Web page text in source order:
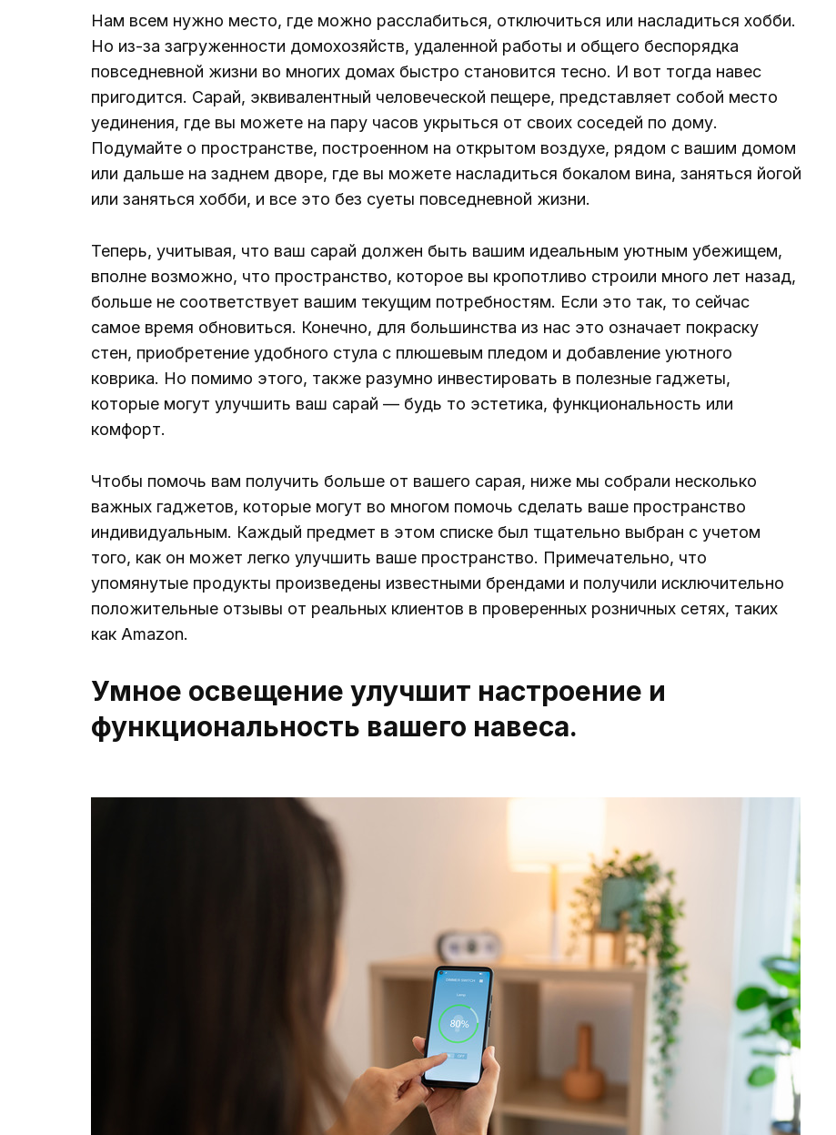
Нам всем нужно место, где можно расслабиться, отключиться или насладиться хобби.
Но из-за загруженности домохозяйств, удаленной работы и общего беспорядка
повседневной жизни во многих домах быстро становится тесно. И вот тогда навес
пригодится. Сарай, эквивалентный человеческой пещере, представляет собой место
уединения, где вы можете на пару часов укрыться от своих соседей по дому.
Подумайте о пространстве, построенном на открытом воздухе, рядом с вашим домом
или дальше на заднем дворе, где вы можете насладиться бокалом вина, заняться йогой
или заняться хобби, и все это без суеты повседневной жизни.
Теперь, учитывая, что ваш сарай должен быть вашим идеальным уютным убежищем,
вполне возможно, что пространство, которое вы кропотливо строили много лет назад,
больше не соответствует вашим текущим потребностям. Если это так, то сейчас
самое время обновиться. Конечно, для большинства из нас это означает покраску
стен, приобретение удобного стула с плюшевым пледом и добавление уютного
коврика. Но помимо этого, также разумно инвестировать в полезные гаджеты,
которые могут улучшить ваш сарай — будь то эстетика, функциональность или
комфорт.
Чтобы помочь вам получить больше от вашего сарая, ниже мы собрали несколько
важных гаджетов, которые могут во многом помочь сделать ваше пространство
индивидуальным. Каждый предмет в этом списке был тщательно выбран с учетом
того, как он может легко улучшить ваше пространство. Примечательно, что
упомянутые продукты произведены известными брендами и получили исключительно
положительные отзывы от реальных клиентов в проверенных розничных сетях, таких
как Amazon.
Умное освещение улучшит настроение и
функциональность вашего навеса.